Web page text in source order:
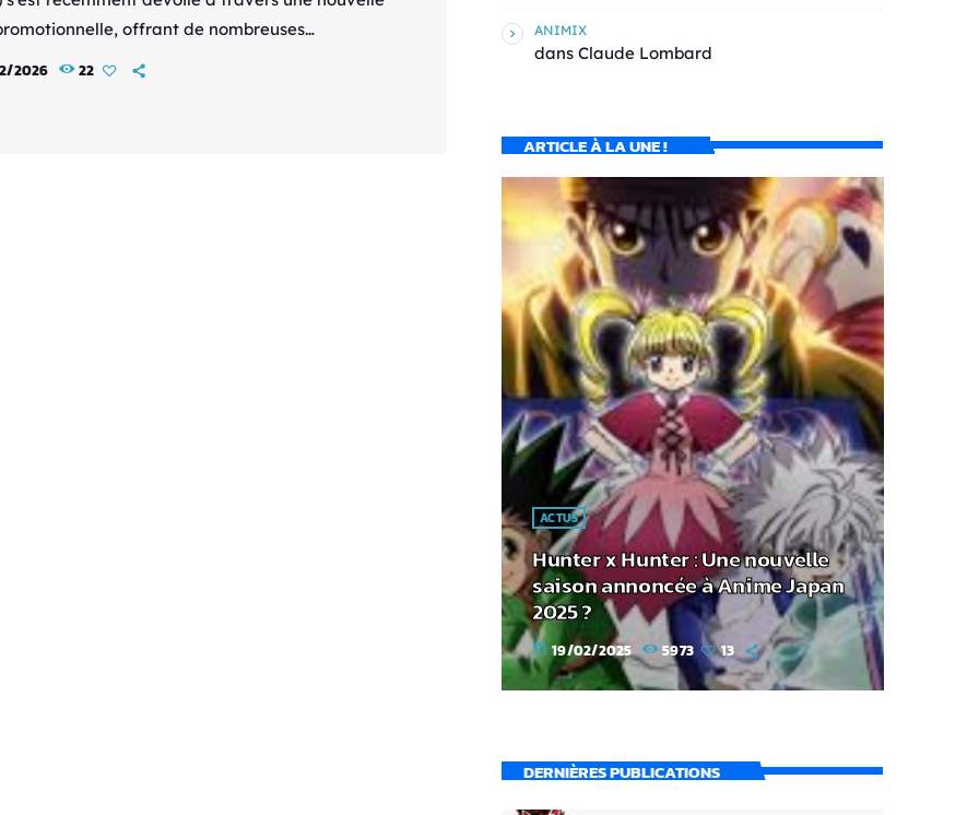
offrant de nombreuses
inédites sur la série. Ce nouveau trailer
2026 22
ANIMIX
dans Claude Lombard
ARTICLE À LA UNE !
ACTUS
Hunter x Hunter : Une nouvelle
saison annoncée à Anime Japan
2025 ?
today 19/02/2025 5973 13
DERNIÈRES PUBLICATIONS